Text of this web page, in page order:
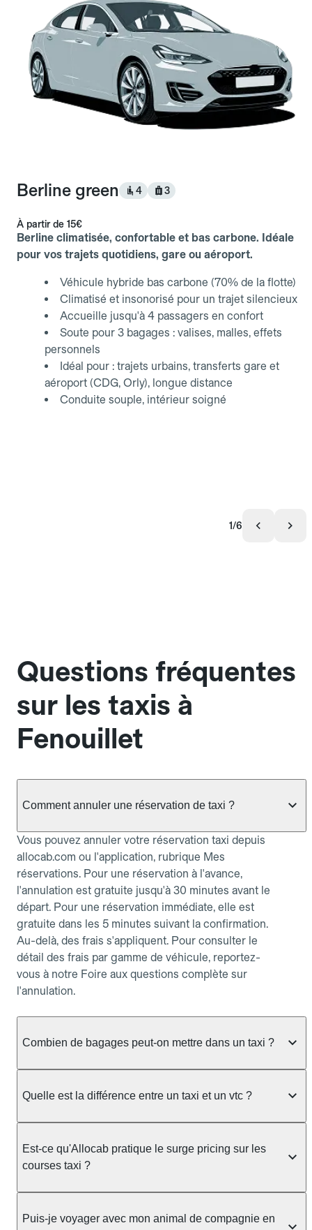
Berline green 4 3
À partir de 15€
Berline climatisée, confortable et bas carbone. Idéale
pour vos trajets quotidiens, gare ou aéroport.
Véhicule hybride bas carbone (70% de la flotte)
Climatisé et insonorisé pour un trajet silencieux
Accueille jusqu'à 4 passagers en confort
Soute pour 3 bagages : valises, malles, effets
personnels
Idéal pour : trajets urbains, transferts gare et
aéroport (CDG, Orly), longue distance
Conduite souple, intérieur soigné
1/6
Questions fréquentes
sur les taxis à
Fenouillet
Comment annuler une réservation de taxi ?
Vous pouvez annuler votre réservation taxi depuis
allocab.com ou l'application, rubrique Mes
réservations. Pour une réservation à l'avance,
l'annulation est gratuite jusqu'à 30 minutes avant le
départ. Pour une réservation immédiate, elle est
gratuite dans les 5 minutes suivant la confirmation.
Au-delà, des frais s'appliquent. Pour consulter le
détail des frais par gamme de véhicule, reportez-
vous à notre Foire aux questions complète sur
l'annulation.
Combien de bagages peut-on mettre dans un taxi ?
taxi berline accueille en général jusqu'à 3 bagages
ou nombreux, précisez-le dans le champ "Message
au chauffeur" lors de la réservation. Le prix n'est
pas impacté par le nombre de bagages.
Quelle est la différence entre un taxi et un vtc ?
prendre en charge directement dans la rue, à une
station ou sur réservation, avec un tarif au
réservation et propose un prix fixe annoncé à
l'avance. Chez Allocab, réservez facilement votre
Est-ce qu'Allocab pratique le surge pricing sur les
courses taxi ?
réglementation préfectorale et suit un barème
Puis-je voyager avec mon animal de compagnie en